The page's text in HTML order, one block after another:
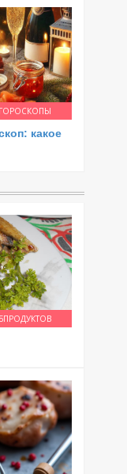
какое